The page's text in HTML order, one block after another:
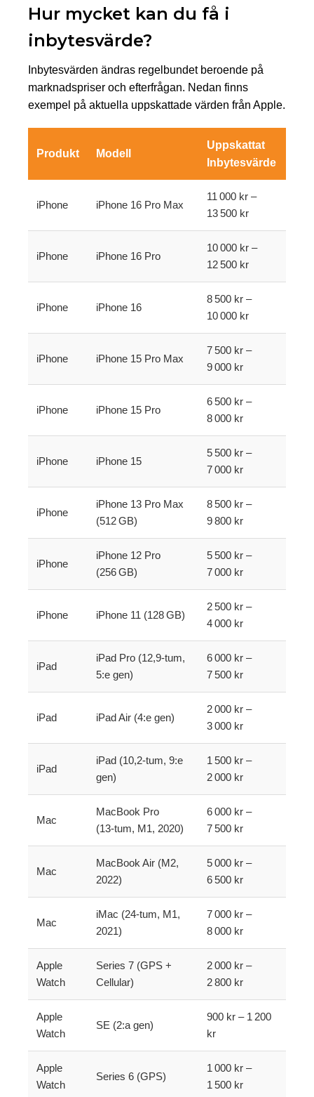
Hur mycket kan du få i
inbytesvärde?
Inbytesvärden ändras regelbundet beroende på
marknadspriser och efterfrågan. Nedan finns
exempel på aktuella uppskattade värden från Apple.
Produkt Modell
Uppskattat
Inbytesvärde
iPhone iPhone 16 Pro Max
11 000 kr –
13 500 kr
iPhone iPhone 16 Pro
10 000 kr –
12 500 kr
iPhone iPhone 16
8 500 kr –
10 000 kr
iPhone iPhone 15 Pro Max
7 500 kr –
9 000 kr
iPhone iPhone 15 Pro
6 500 kr –
8 000 kr
iPhone iPhone 15
5 500 kr –
7 000 kr
iPhone
iPhone 13 Pro Max
(512 GB)
8 500 kr –
9 800 kr
iPhone
iPhone 12 Pro
(256 GB)
5 500 kr –
7 000 kr
iPhone iPhone 11 (128 GB)
2 500 kr –
4 000 kr
iPad
iPad Pro (12,9‑tum,
5:e gen)
6 000 kr –
7 500 kr
iPad iPad Air (4:e gen)
2 000 kr –
3 000 kr
iPad
iPad (10,2‑tum, 9:e
gen)
1 500 kr –
2 000 kr
Mac
MacBook Pro
(13‑tum, M1, 2020)
6 000 kr –
7 500 kr
Mac
MacBook Air (M2,
2022)
5 000 kr –
6 500 kr
Mac
iMac (24‑tum, M1,
2021)
7 000 kr –
8 000 kr
Apple
Watch
Series 7 (GPS +
Cellular)
2 000 kr –
2 800 kr
Apple
Watch
SE (2:a gen)
900 kr – 1 200
kr
Apple
Watch
Series 6 (GPS)
1 000 kr –
1 500 kr